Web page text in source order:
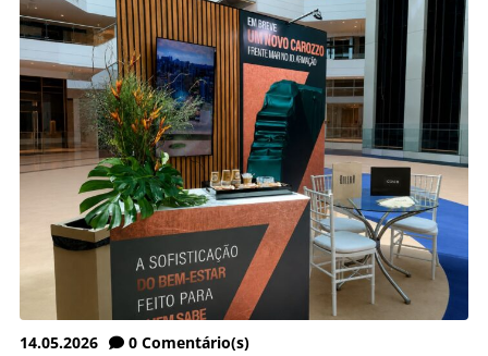
14.05.2026 0 Comentário(s)